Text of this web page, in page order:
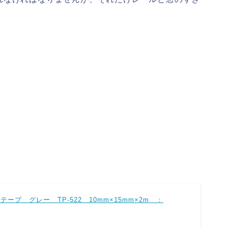
テープ グレー TP-522 10mm×15mm×2m ：